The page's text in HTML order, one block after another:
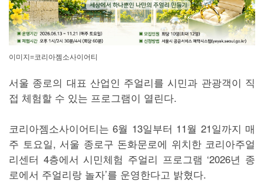
이미지=코리아젬소사이어티
서울 종로의 대표 산업인 주얼리를 시민과 관광객이 직
접 체험할 수 있는 프로그램이 열린다.
코리아젬소사이어티는 6월 13일부터 11월 21일까지 매
주 토요일, 서울 종로구 돈화문로에 위치한 코리아주얼
리센터 4층에서 시민체험 주얼리 프로그램 ‘2026년 종
로에서 주얼리랑 놀자’를 운영한다고 밝혔다.